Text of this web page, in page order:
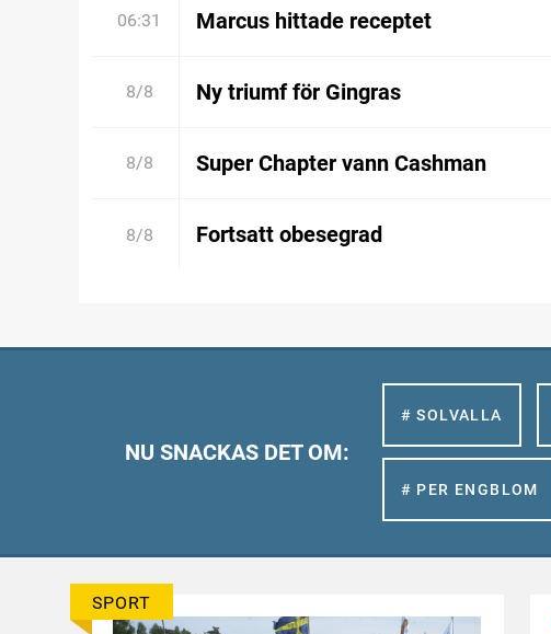
06:31 Marcus hittade receptet
8/8 Ny triumf för Gingras
8/8 Super Chapter vann Cashman
8/8 Fortsatt obesegrad
NU SNACKAS DET OM:
# SOLVALLA
# PER ENGBLOM
SPORT